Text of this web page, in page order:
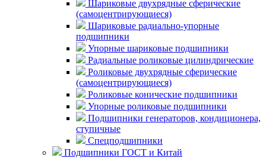
Шариковые двухрядные сферические
(самоцентрирующиеся)
Шариковые радиально-упорные
подшипники
Упорные шариковые подшипники
Радиальные роликовые цилиндрические
Роликовые двухрядные сферические
(самоцентрирующиеся)
Роликовые конические подшипники
Упорные роликовые подшипники
Подшипники генераторов, кондиционера,
ступичные
Спецподшипники
Подшипники ГОСТ и Китай